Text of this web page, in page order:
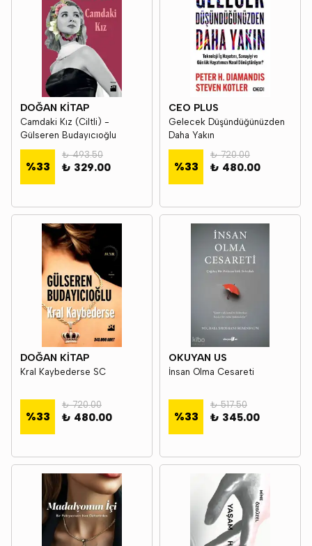
DOĞAN KİTAP
Camdaki Kız (Ciltli) -
Gülseren Budayıcıoğlu
%33
₺ 493.50
₺ 329.00
CEO PLUS
Gelecek Düşündüğünüzden
Daha Yakın
%33
₺ 720.00
₺ 480.00
DOĞAN KİTAP
Kral Kaybederse SC
%33
₺ 720.00
₺ 480.00
OKUYAN US
İnsan Olma Cesareti
%33
₺ 517.50
₺ 345.00